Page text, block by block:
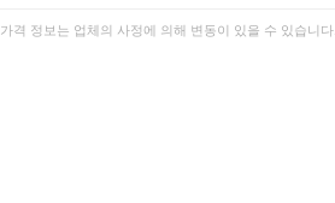
가격 정보는 업체의 사정에 의해 변동이 있을 수 있습니다.